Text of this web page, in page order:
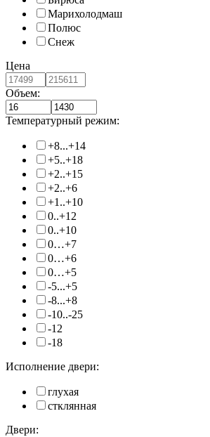
Марихолодмаш
Полюс
Снеж
Цена
Объем:
Температурный режим:
+8...+14
+5..+18
+2..+15
+2..+6
+1..+10
0..+12
0..+10
0…+7
0…+6
0…+5
-5...+5
-8...+8
-10..-25
-12
-18
Исполнение двери:
глухая
стклянная
Двери: